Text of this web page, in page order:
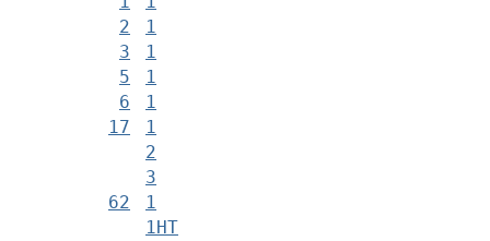
2
1
3
1
5
1
6
1
17
1
2
3
62
1
1НТ